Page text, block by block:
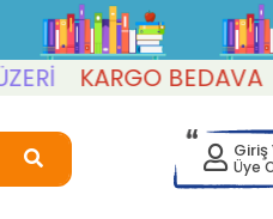
KARGO BEDAVA
Giriş
Üye